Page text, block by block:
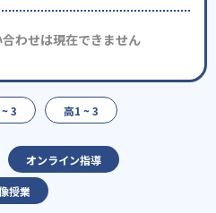
わせは現在できません
3 高1 ~ 3
オンライン指導
授業